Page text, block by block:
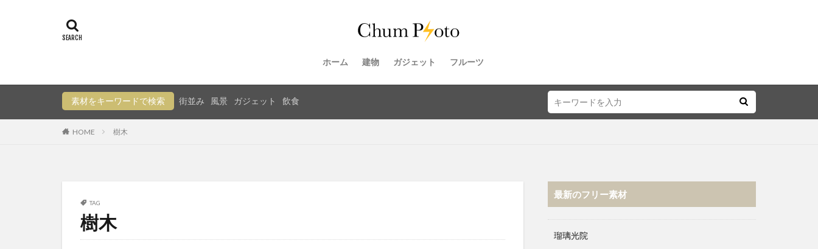
ホーム 建物 ガジェット フルーツ
素材をキーワードで検索 街並み 風景 ガジェット 飲食
HOME 樹木
TAG
樹木
最新のフリー素材
瑠璃光院